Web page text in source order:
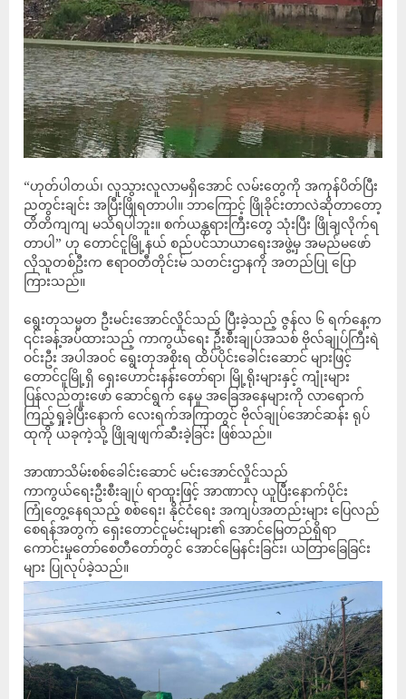
“ဟုတ်ပါတယ်၊ လူသွားလူလာမရှိအောင် လမ်းတွေကို အကုန်ပိတ်ပြီး
ညတွင်းချင်း အပြီးဖြိုရတာပါ။ ဘာကြောင့် ဖြိုခိုင်းတာလဲဆိုတာတော့
တိတိကျကျ မသိရပါဘူး။ စက်ယန္တရားကြီးတွေ သုံးပြီး ဖြိုချလိုက်ရ
တာပါ” ဟု တောင်ငူမြို့နယ် စည်ပင်သာယာရေးအဖွဲ့မှ အမည်မဖော်
လိုသူတစ်ဦးက ဧရာဝတီတိုင်းမ် သတင်းဌာနကို အတည်ပြု ပြော
ကြားသည်။
ရွေးတုသမ္မတ ဦးမင်းအောင်လှိုင်သည် ပြီးခဲ့သည့် ဇွန်လ ၆ ရက်နေ့က
၎င်းခန့်အပ်ထားသည့် ကာကွယ်ရေး ဦးစီးချုပ်အသစ် ဗိုလ်ချုပ်ကြီးရဲ
ဝင်းဦး အပါအဝင် ရွေးတုအစိုးရ ထိပ်ပိုင်းခေါင်းဆောင် များဖြင့်
တောင်ငူမြို့ရှိ ရှေးဟောင်းနန်းတော်ရာ၊ မြို့ရိုးများနှင့် ကျုံးများ
ပြန်လည်တူးဖော် ဆောင်ရွက် နေမှု အခြေအနေများကို လာရောက်
ကြည့်ရှုခဲ့ပြီးနောက် လေးရက်အကြာတွင် ဗိုလ်ချုပ်အောင်ဆန်း ရုပ်
ထုကို ယခုကဲ့သို့ ဖြိုချဖျက်ဆီးခဲ့ခြင်း ဖြစ်သည်။
အာဏာသိမ်းစစ်ခေါင်းဆောင် မင်းအောင်လှိုင်သည်
ကာကွယ်ရေးဦးစီးချုပ် ရာထူးဖြင့် အာဏာလု ယူပြီးနောက်ပိုင်း
ကြုံတွေ့နေရသည့် စစ်ရေး၊ နိုင်ငံရေး အကျပ်အတည်းများ ပြေလည်
စေရန်အတွက် ရှေးတောင်ငူမင်းများ၏ အောင်မြေတည်ရှိရာ
ကောင်းမှုတော်စေတီတော်တွင် အောင်မြေနင်းခြင်း၊ ယတြာခြေခြင်း
များ ပြုလုပ်ခဲ့သည်။